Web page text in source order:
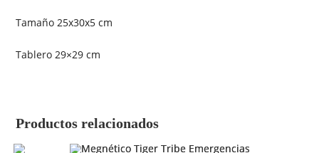
Tamaño 25x30x5 cm
Tablero 29×29 cm
Productos relacionados